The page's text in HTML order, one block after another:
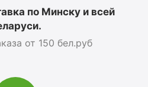
по Минску и всей
от 150 бел.руб